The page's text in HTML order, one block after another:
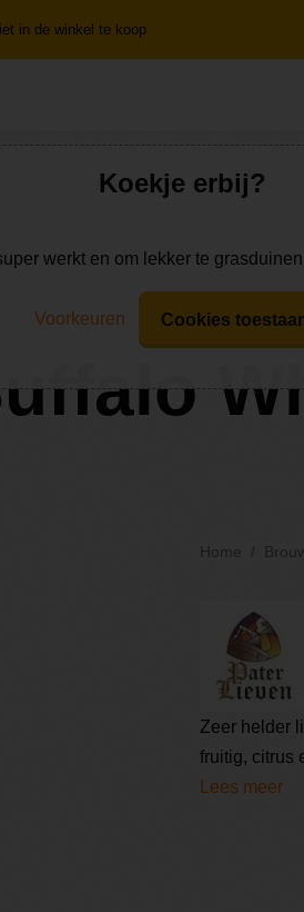
in de winkel te koop
Home
Zeer helder
fruitig, citrus
Lees meer
Koekje erbij?
werkt en om lekker te
Voorkeuren Cookies